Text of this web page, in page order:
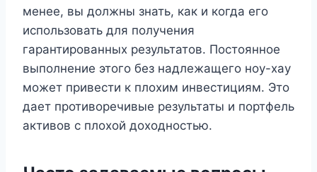
менее, вы должны знать, как и когда его
использовать для получения
гарантированных результатов. Постоянное
выполнение этого без надлежащего ноу-хау
может привести к плохим инвестициям. Это
дает противоречивые результаты и портфель
активов с плохой доходностью.